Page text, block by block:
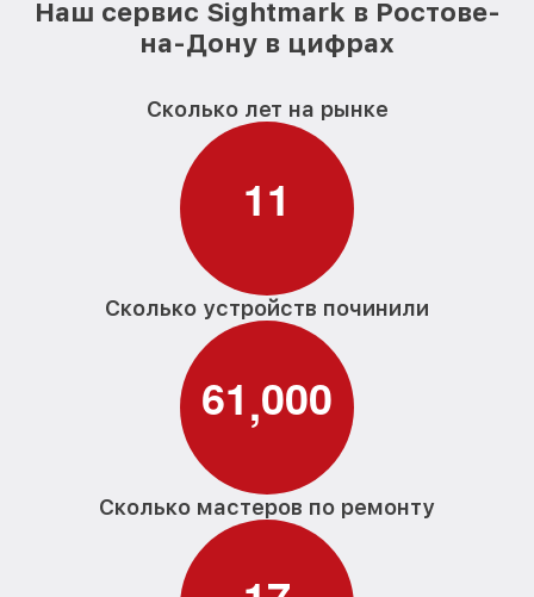
Наш сервис Sightmark в Ростове-
на-Дону в цифрах
Сколько лет на рынке
11
Сколько устройств починили
61,000
Сколько мастеров по ремонту